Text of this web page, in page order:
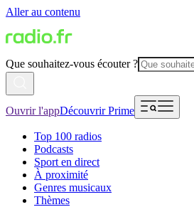
Aller au contenu
Que souhaitez-vous écouter ?
Ouvrir l'appDécouvrir Prime
Top 100 radios
Podcasts
Sport en direct
À proximité
Genres musicaux
Thèmes